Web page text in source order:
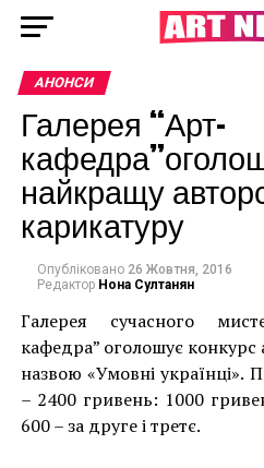
АНОНСИ
Галерея “Арт-
найкращу
карикатуру
Опубліковано 26 Жовтня, 2016
Редактор Нона Султанян
Галерея сучасного
кафедра” оголошує конкурс
назвою «Умовні українці».
– 2400 гривень: 1000
600 – за друге і третє.